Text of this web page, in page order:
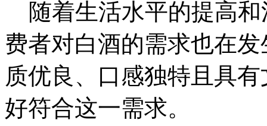
随着生活水平的提高和
费者对白酒的需求也在
质优良、口感独特且具
好符合这一需求。